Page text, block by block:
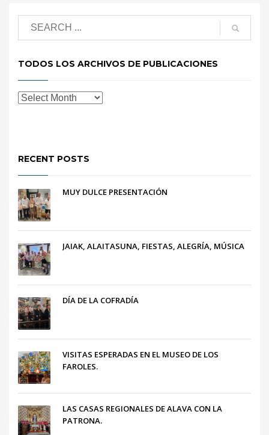
TODOS LOS ARCHIVOS DE PUBLICACIONES
RECENT POSTS
MUY DULCE PRESENTACIÓN
JAIAK, ALAITASUNA, FIESTAS, ALEGRÍA, MÚSICA
DÍA DE LA COFRADÍA
VISITAS ESPERADAS EN EL MUSEO DE LOS
FAROLES.
LAS CASAS REGIONALES DE ALAVA CON LA
PATRONA.